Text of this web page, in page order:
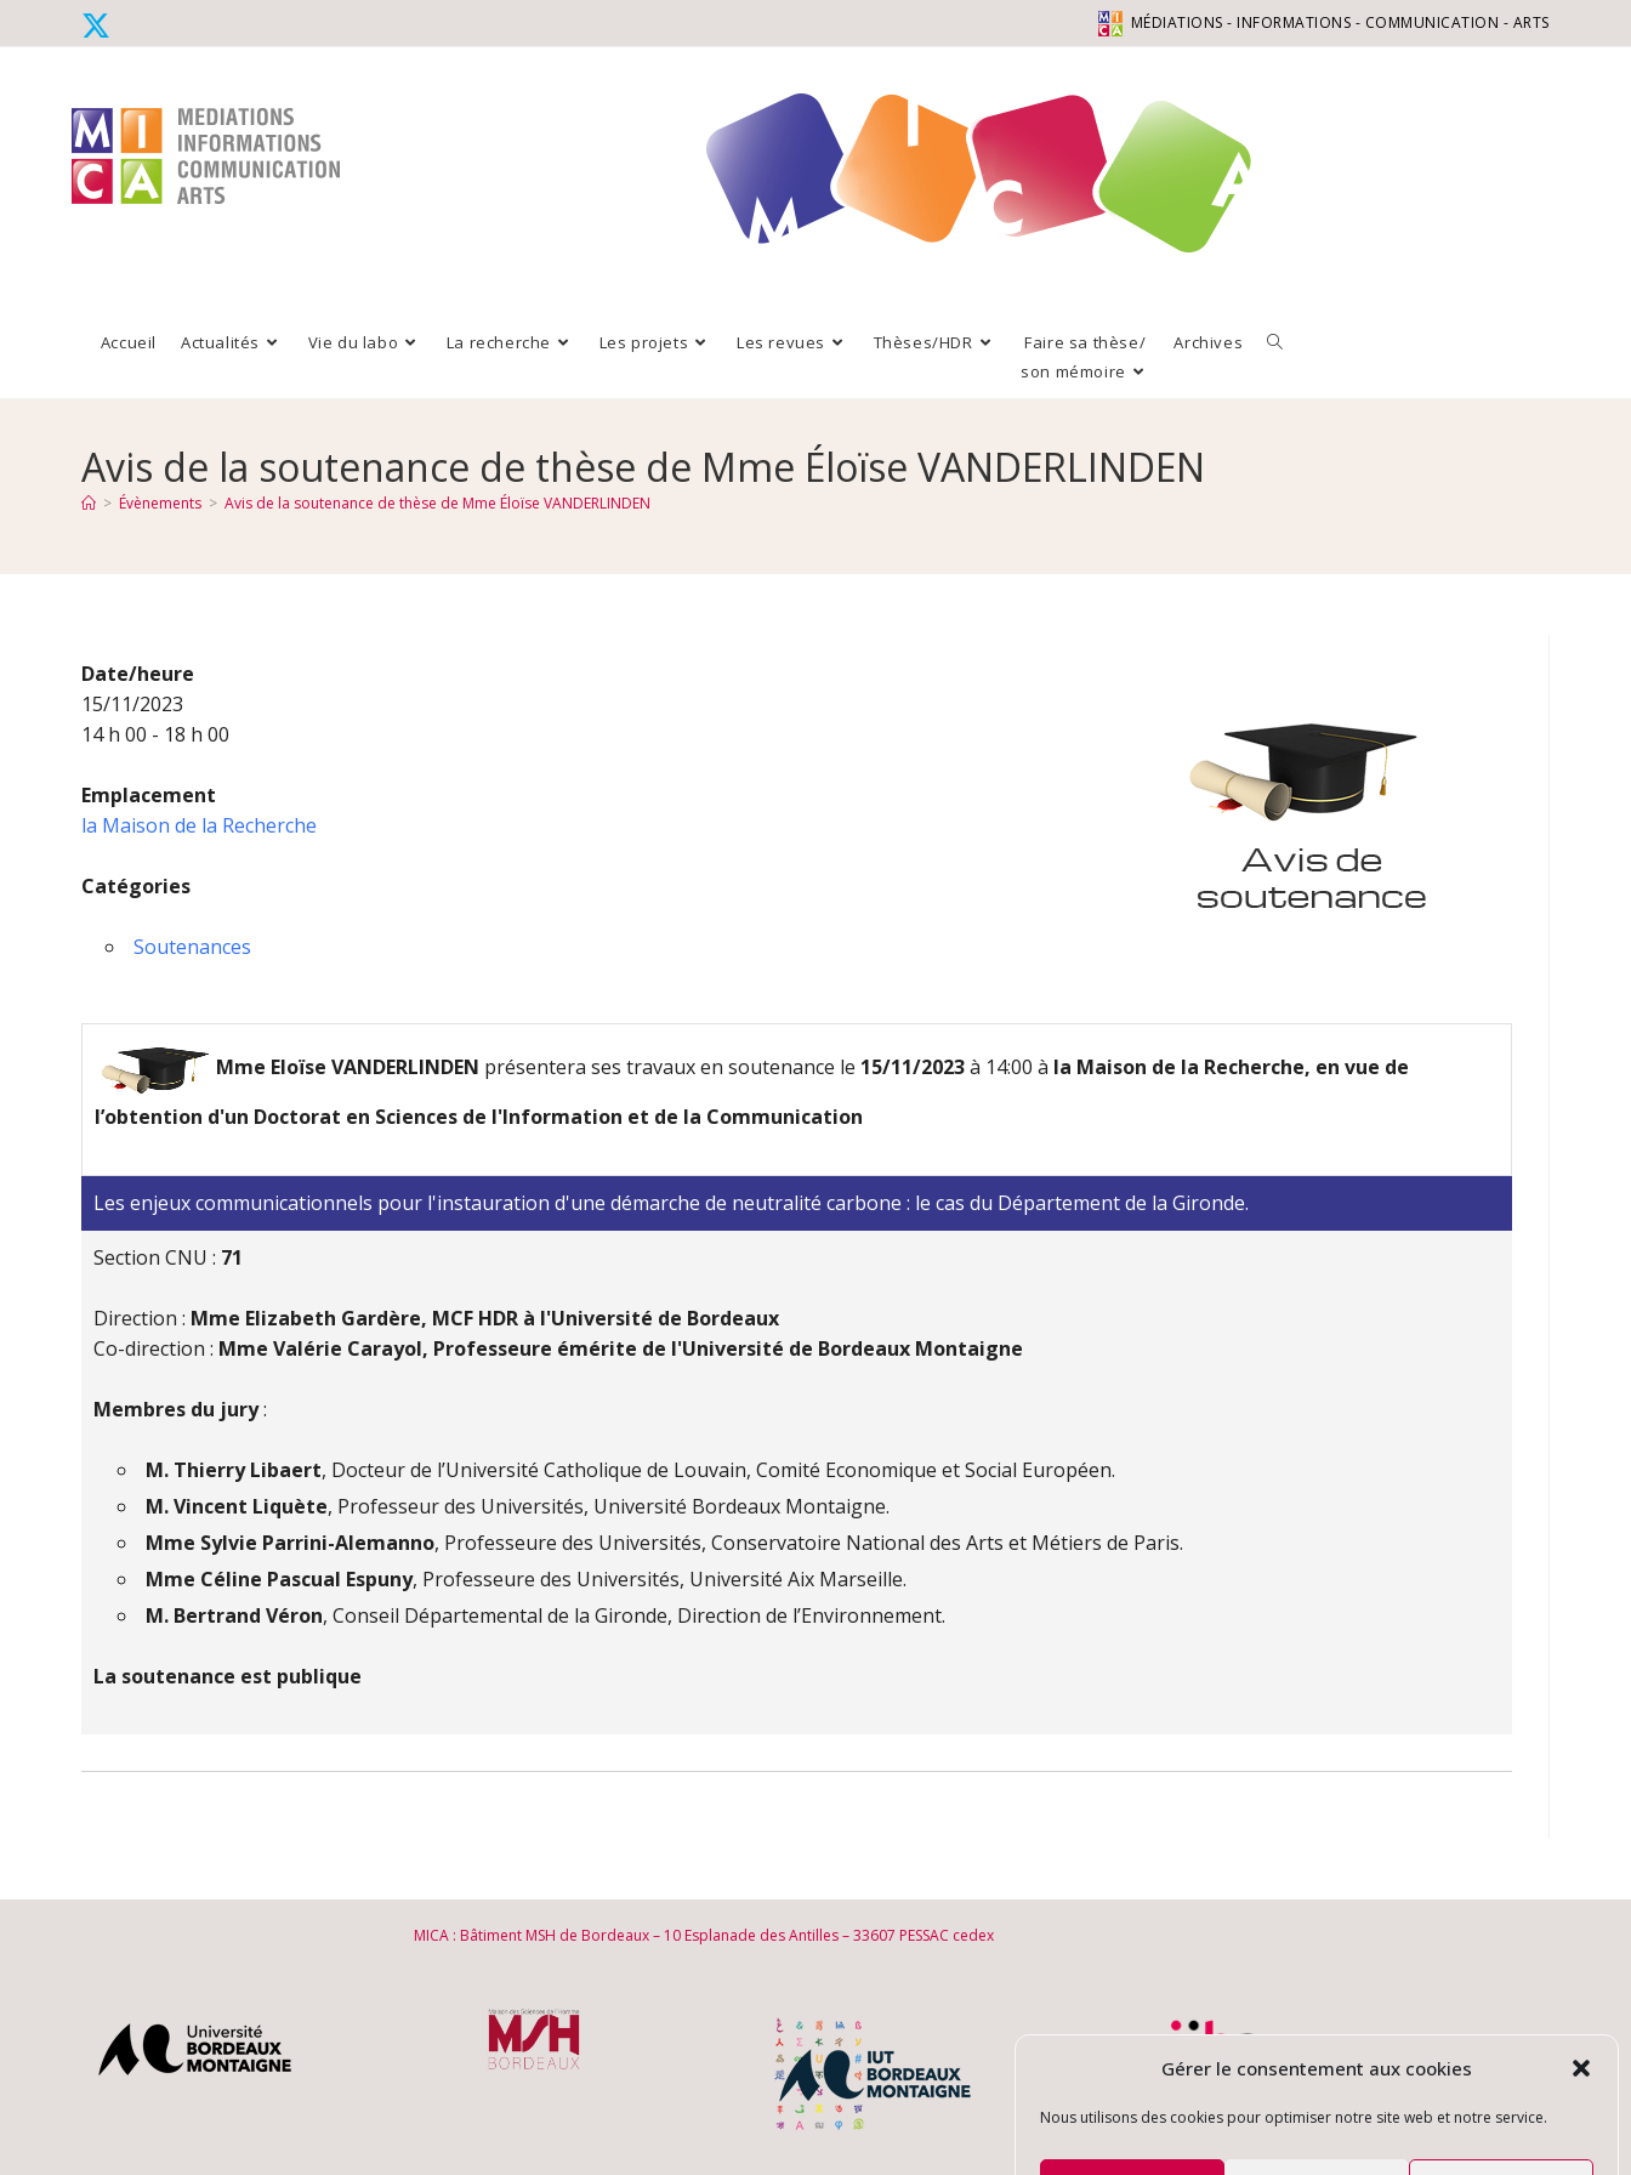
Gérer le consentement aux cookies
Nous utilisons des cookies pour optimiser notre site web et notre service.
MÉDIATIONS - INFORMATIONS - COMMUNICATION - ARTS
Accueil Actualités Vie du labo La recherche Les projets Les revues Thèses/HDR
Faire sa thèse/
son mémoire
Archives
Avis de la soutenance de thèse de Mme Éloïse VANDERLINDEN
> Évènements > Avis de la soutenance de thèse de Mme Éloïse VANDERLINDEN
Date/heure
15/11/2023
14 h 00 - 18 h 00
Emplacement
la Maison de la Recherche
Catégories
Soutenances
Mme Eloïse VANDERLINDEN présentera ses travaux en soutenance le 15/11/2023à 14:00 à la Maison de la Recherche, en vue de
l’obtention d'un Doctorat en Sciences de l'Information et de la Communication
Les enjeux communicationnels pour l'instauration d'une démarche de neutralité carbone : le cas du Département de la Gironde.
Section CNU : 71
Direction : Mme Elizabeth Gardère, MCF HDR à l'Université de Bordeaux
Co-direction : Mme Valérie Carayol, Professeure émérite de l'Université de Bordeaux Montaigne
Membres du jury:
M. Thierry Libaert, Docteur de l’Université Catholique de Louvain, Comité Economique et Social Européen.
M. Vincent Liquète, Professeur des Universités, Université Bordeaux Montaigne.
Mme Sylvie Parrini-Alemanno, Professeure des Universités, Conservatoire National des Arts et Métiers de Paris.
Mme Céline Pascual Espuny, Professeure des Universités, Université Aix Marseille.
M. Bertrand Véron, Conseil Départemental de la Gironde, Direction de l’Environnement.
La soutenance est publique
MICA : Bâtiment MSH de Bordeaux – 10 Esplanade des Antilles – 33607 PESSAC cedex